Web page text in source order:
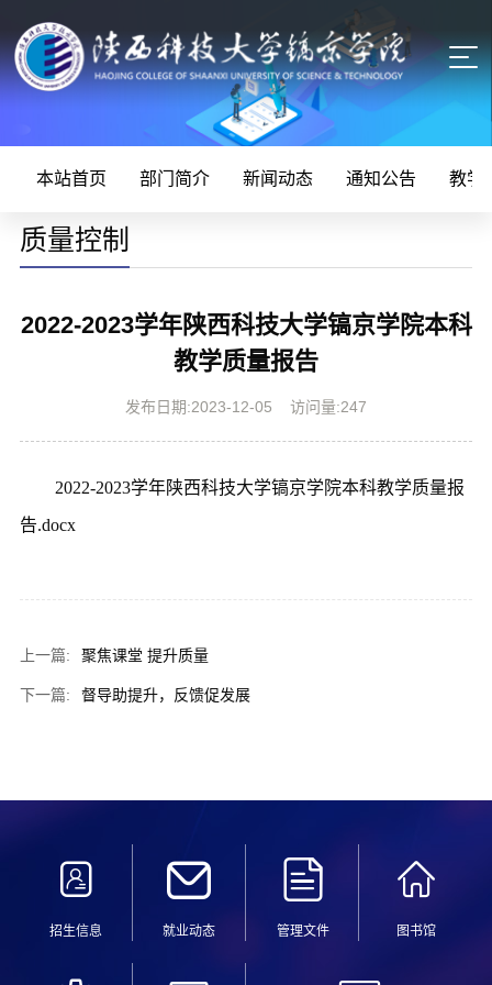
本站首页 部门简介 新闻动态 通知公告 教学
质量控制
2022-2023学年陕西科技大学镐京学院本科
教学质量报告
发布日期:2023-12-05 访问量:247
2022-2023学年陕西科技大学镐京学院本科教学质量报
告.docx
上一篇: 聚焦课堂 提升质量
下一篇: 督导助提升，反馈促发展
招生信息 就业动态 管理文件 图书馆